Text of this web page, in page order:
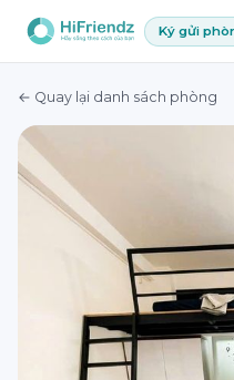
Ký gửi
← Quay lại danh sách phòng